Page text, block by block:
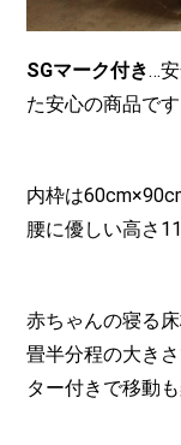
SGマーク付き…
た安心の商品です
内枠は
腰に優しい高さ
赤ちゃんの寝る
畳半分程の大き
ター付きで移動も